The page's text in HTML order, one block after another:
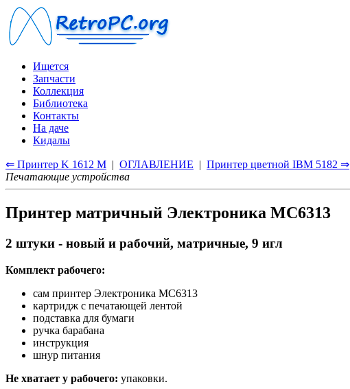
Ищется
Запчасти
Коллекция
Библиотека
Контакты
На даче
Кидалы
⇐ Принтер K 1612 M | ОГЛАВЛЕНИЕ | Принтер цветной IBM 5182 ⇒
Печатающие устройства
Принтер матричный Электроника МС6313
2 штуки - новый и рабочий, матричные, 9 игл
Комплект рабочего:
сам принтер Электроника МС6313
картридж с печатающей лентой
подставка для бумаги
ручка барабана
инструкция
шнур питания
Не хватает у рабочего: упаковки.